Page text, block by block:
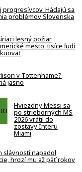
progresívcov. Hádajú sa
problémov Slovenska
lesný požiar
mesto, tisíce ľudí
v Tottenhame?
jasno
Hviezdny Messi sa
po strieborných MS
2026 vrátil do
zostavy Interu
Miami
slávností napadol
hrozí mu až päť rokov